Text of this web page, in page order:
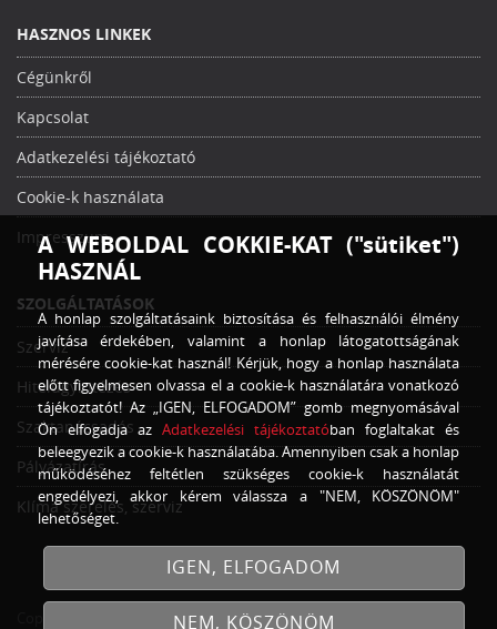
HASZNOS LINKEK
Cégünkről
Kapcsolat
Adatkezelési tájékoztató
Cookie-k használata
Impresszum
SZOLGÁLTATÁSOK
Szerviz
Hitelügyintézés
Szaktanácsadás
Pályázatírás
Klíma szerelés, szerviz
Traktor Trade Kft.Minden jog fenntartva!
A WEBOLDAL COKKIE-KAT ("sütiket")
HASZNÁL
A honlap szolgáltatásaink biztosítása és felhasználói élmény
javítása érdekében, valamint a honlap látogatottságának
mérésére cookie-kat használ! Kérjük, hogy a honlap használata
előtt figyelmesen olvassa el a cookie-k használatára vonatkozó
tájékoztatót! Az „IGEN, ELFOGADOM” gomb megnyomásával
Ön elfogadja az Adatkezelési tájékoztatóban foglaltakat és
beleegyezik a cookie-k használatába. Amennyiben csak a honlap
működéséhez feltétlen szükséges cookie-k használatát
engedélyezi, akkor kérem válassza a "NEM, KÖSZÖNÖM"
lehetőséget.
IGEN, ELFOGADOM
NEM, KÖSZÖNÖM